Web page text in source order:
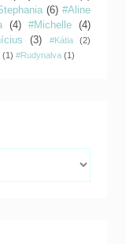
(6) #Aline
(4) #Michelle
(4)
(3) #Kátia
(2)
(1) #Rudynalva (1)